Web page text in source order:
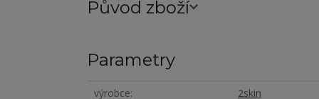
Původ zboží
Parametry
výrobce
2skin